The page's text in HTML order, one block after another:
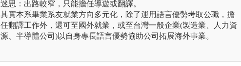
迷思：出路較窄，只能擔任導遊或翻譯。
其實本系畢業系友就業方向多元化，除了運用語言優勢考取公職，擔
任翻譯工作外，還可至國外就業，或至台灣一般企業(製造業、人力資
源、半導體公司)以自身專長語言優勢協助公司拓展海外事業。